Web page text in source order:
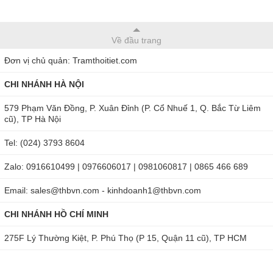
Về đầu trang
Đơn vị chủ quản: Tramthoitiet.com
CHI NHÁNH HÀ NỘI
579 Phạm Văn Đồng, P. Xuân Đỉnh (P. Cổ Nhuế 1, Q. Bắc Từ Liêm
cũ), TP Hà Nội
Tel: (024) 3793 8604
Zalo: 0916610499 | 0976606017 | 0981060817 | 0865 466 689
Email: sales@thbvn.com - kinhdoanh1@thbvn.com
CHI NHÁNH HỒ CHÍ MINH
275F Lý Thường Kiệt, P. Phú Thọ (P 15, Quận 11 cũ), TP HCM